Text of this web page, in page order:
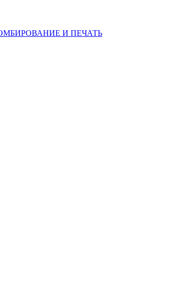
И ПЕЧАТЬ